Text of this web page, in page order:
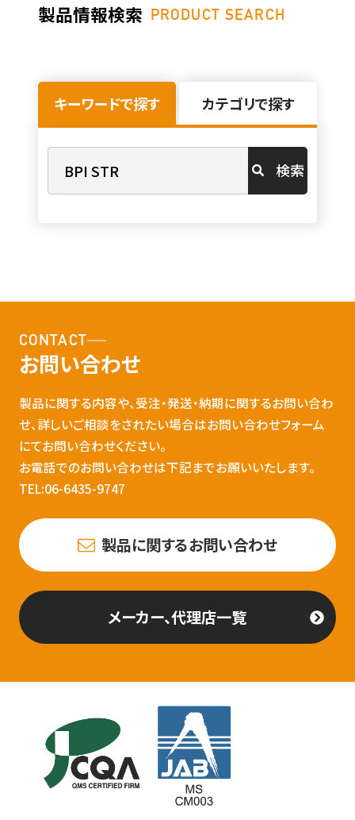
製品情報検索 PRODUCT SEARCH
キーワードで探す カテゴリで探す
検索
CONTACT
お問い合わせ
製品に関する内容や、受注・発送・納期に関するお問い合わ
せ、詳しいご相談をされたい場合はお問い合わせフォーム
にてお問い合わせください。
お電話でのお問い合わせは下記までお願いいたします。
TEL:06-6435-9747
製品に関するお問い合わせ
メーカー、代理店一覧